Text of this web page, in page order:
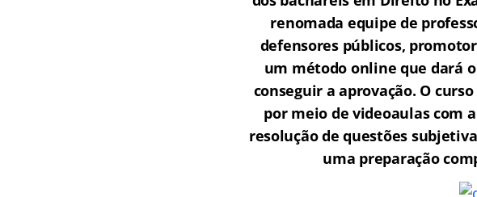
renomada equipe de
defensores públicos,
um método online que dará
conseguir a aprovação. O
por meio de videoaulas com
resolução de questões
uma preparação